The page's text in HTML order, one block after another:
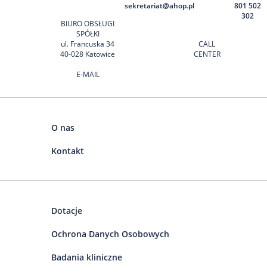
BIURO OBSŁUGI
SPÓŁKI
ul. Francuska 34
40-028 Katowice
E-MAIL
sekretariat@ahop.pl
CALL
CENTER
801 502
302
O nas
Kontakt
Dotacje
Ochrona Danych Osobowych
Badania kliniczne